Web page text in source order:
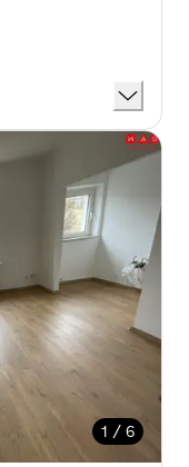
1 / 6